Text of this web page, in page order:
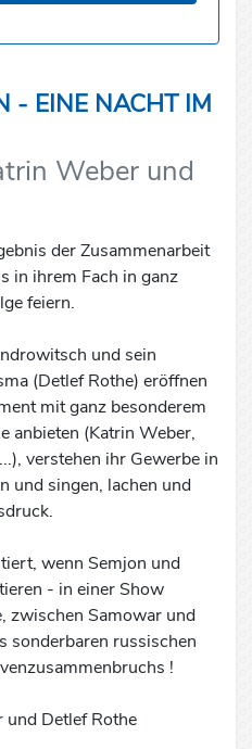
- EINE NACHT IM
Weber und
der Zusammenarbeit
in ihrem Fach in ganz
feiern.
und sein
(Detlef Rothe) eröffnen
mit ganz besonderem
anbieten (Katrin Weber,
verstehen ihr Gewerbe in
und singen, lachen und
wenn Semjon und
- in einer Show
zwischen Samowar und
sonderbaren russischen
!
und Detlef Rothe